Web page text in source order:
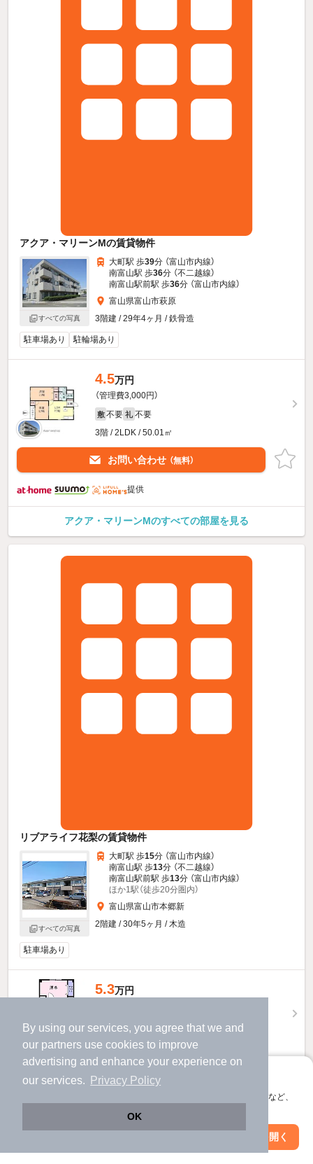
By using our services, you agree that we and
our partners use cookies to improve
advertising and enhance your experience on
our services.
Privacy Policy
OK
アプリに切り替えて、サクサクお部屋探し
会員登録なしですぐ使える。マップ検索やお気に入り保存など、
アプリを開く
アクア・マリーンMの賃貸物件
すべての写真
大町駅 歩39分 （富山市内線）
南富山駅 歩36分 （不二越線）
南富山駅前駅 歩36分 （富山市内線）
富山県富山市萩原
3階建 / 29年4ヶ月 / 鉄骨造
駐車場あり 駐輪場あり
4.5万円
（管理費3,000円）
敷 不要 礼 不要
3階 / 2LDK / 50.01㎡
お問い合わせ （無料）
提供
アクア・マリーンMのすべての部屋を見る
リブアライフ花梨の賃貸物件
すべての写真
大町駅 歩15分 （富山市内線）
南富山駅 歩13分 （不二越線）
南富山駅前駅 歩13分 （富山市内線）
ほか1駅（徒歩20分圏内）
富山県富山市本郷新
2階建 / 30年5ヶ月 / 木造
駐車場あり
5.3万円
敷 不要 礼
不要
2階 / 2LDK / 53.0㎡
お問い合わせ （無料）
リブアライフ花梨のすべての部屋を見る
絞り込み条件を変更